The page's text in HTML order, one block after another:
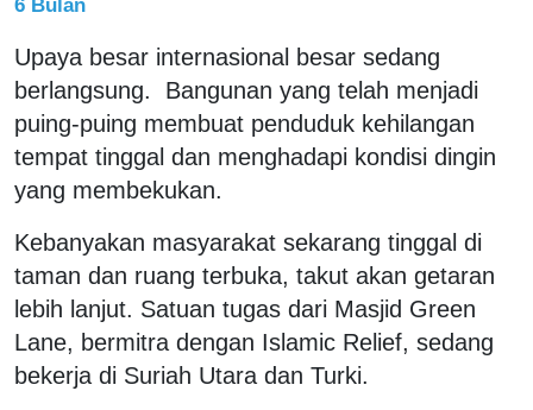
Upaya besar internasional besar sedang
berlangsung. Bangunan yang telah menjadi
puing-puing membuat penduduk kehilangan
tempat tinggal dan menghadapi kondisi dingin
yang membekukan.
Kebanyakan masyarakat sekarang tinggal di
taman dan ruang terbuka, takut akan getaran
lebih lanjut. Satuan tugas dari Masjid Green
Lane, bermitra dengan Islamic Relief, sedang
bekerja di Suriah Utara dan Turki.